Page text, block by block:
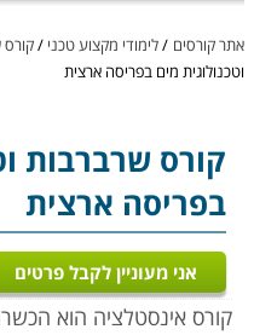
אתר קורסים /לימודי מקצוע טכני /קורס
וטכנולוגית מים בפריסה ארצית
קורס שרברבות
בפריסה ארצית
אני מעוניין לקבל פרטים
קורס אינסטלציה הוא